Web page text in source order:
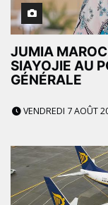
JUMIA
SIAYOJIE AU
GÉNÉRALE
VENDREDI 7 AOÛT